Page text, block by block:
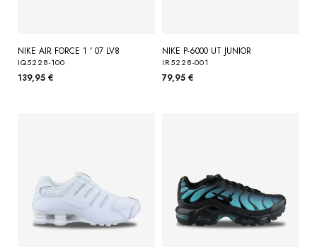
NIKE AIR FORCE 1 ' 07 LV8
IQ5228-100
139,95 €
NIKE P-6000 UT JUNIOR
IR5228-001
79,95 €